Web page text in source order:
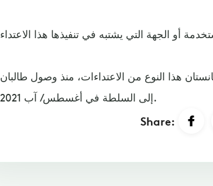
هذا النوع من الاعتداءات، منذ وصول طالبان
إلى السلطة في أغسطس/ آب 2021.
Share: